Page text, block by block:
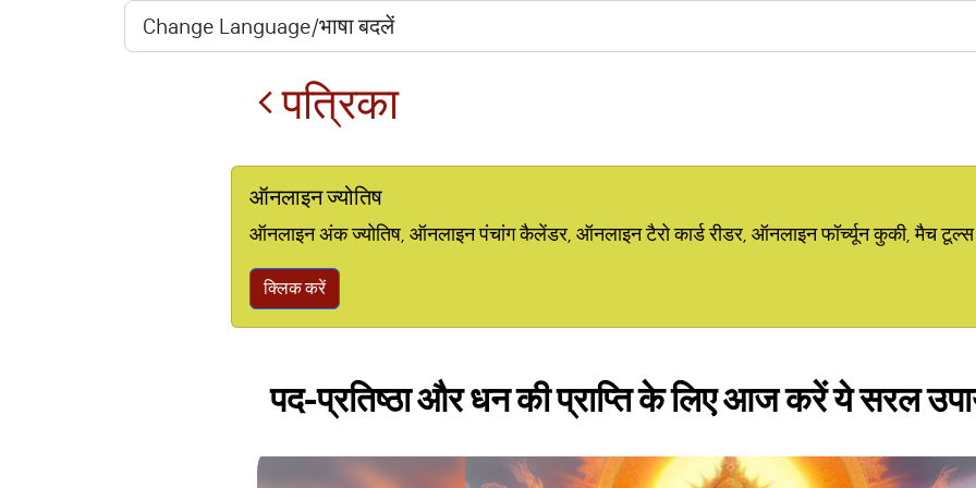
पत्रिका
ऑनलाइन ज्योतिष
ऑनलाइन अंक ज्योतिष, ऑनलाइन पंचांग कैलेंडर, ऑनलाइन टैरो कार्ड रीडर, ऑनलाइन फॉर्च्यून कुकी, मैच टूल्स
क्लिक करें
पद-प्रतिष्ठा और धन की प्राप्ति के लिए आज करें ये सरल